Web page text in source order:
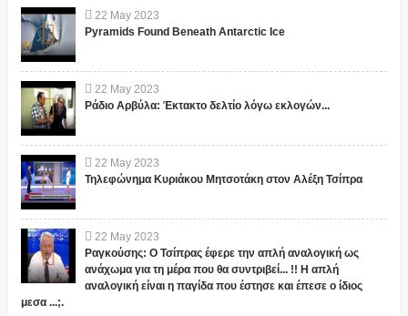
22 May 2023
Pyramids Found Beneath Antarctic Ice
22 May 2023
Ράδιο Αρβύλα: Έκτακτο δελτίο λόγω εκλογών...
22 May 2023
Τηλεφώνημα Κυριάκου Μητσοτάκη στον Αλέξη Τσίπρα
22 May 2023
Ραγκούσης: Ο Τσίπρας έφερε την απλή αναλογική ως
ανάχωμα για τη μέρα που θα συντριβεί... !! Η απλή
αναλογική είναι η παγίδα που έστησε και έπεσε ο ίδιος
μεσα ...;.